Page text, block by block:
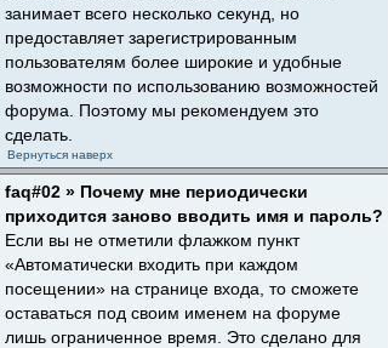
занимает всего несколько секунд, но
предоставляет зарегистрированным
пользователям более широкие и удобные
возможности по использованию возможностей
форума. Поэтому мы рекомендуем это
сделать.
Вернуться наверх
faq#02 » Почему мне периодически
приходится заново вводить имя и пароль?
Если вы не отметили флажком пункт
«Автоматически входить при каждом
посещении» на странице входа, то сможете
оставаться под своим именем на форуме
лишь ограниченное время. Это сделано для